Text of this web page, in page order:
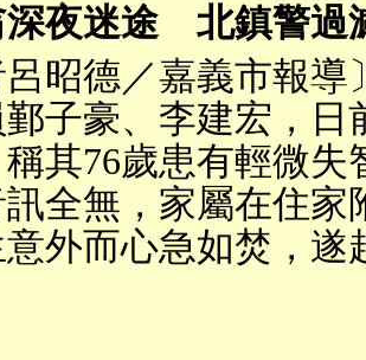
深夜迷途 北鎮警過
呂昭德／嘉義市報
鄞子豪、李建宏，
其76歲患有輕微失
全無，家屬在住
外而心急如焚，